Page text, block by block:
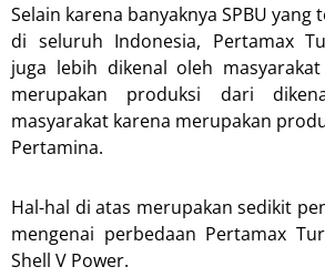
Selain karena banyaknya SPBU yang
di seluruh Indonesia, Pertamax
juga lebih dikenal oleh
merupakan produksi dari
masyarakat karena merupakan
Pertamina.
Hal-hal di atas merupakan sedikit
mengenai perbedaan Pertamax
Shell V Power.